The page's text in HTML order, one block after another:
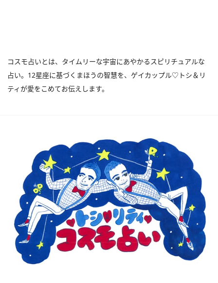
コスモ占いとは、タイムリーな宇宙にあやかるスピリチュアルな
占い。12星座に基づくまほうの智慧を、ゲイカップル♡トシ＆リ
ティが愛をこめてお伝えします。